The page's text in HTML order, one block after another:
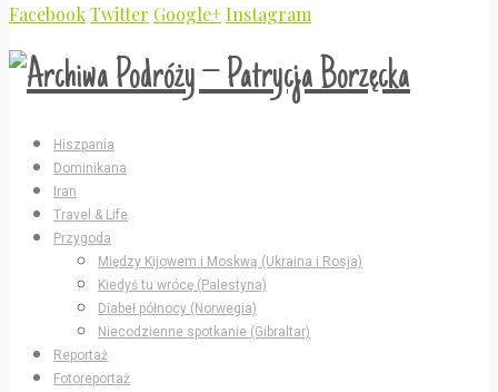
FacebookTwitter Google+Instagram
Hiszpania
Dominikana
Iran
Travel & Life
Przygoda
Między Kijowem i Moskwą (Ukraina i Rosja)
Kiedyś tu wrócę (Palestyna)
Diabeł północy (Norwegia)
Niecodzienne spotkanie (Gibraltar)
Reportaż
Fotoreportaż